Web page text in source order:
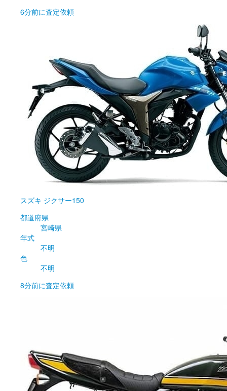
6分前に査定依頼
スズキ ジクサー150
都道府県
宮崎県
年式
不明
色
不明
8分前に査定依頼